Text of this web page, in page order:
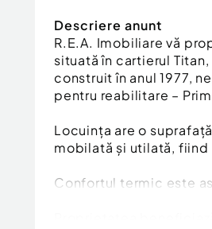
Descriere anunt
R.E.A. Imobiliare vă
situată în cartierul
construit în anul 1977,
pentru reabilitare –
Locuința are o
mobilată și utilată,
Confortul termic este
Proprietatea